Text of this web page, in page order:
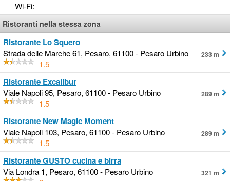
Wi-Fi:
Ristoranti nella stessa zona
Ristorante Lo Squero
Strada delle Marche 61, Pesaro, 61100 - Pesaro Urbino
1.5
233 m
Ristorante Excalibur
Viale Napoli 95, Pesaro, 61100 - Pesaro Urbino
1.5
289 m
Ristorante New Magic Moment
Viale Napoli 103, Pesaro, 61100 - Pesaro Urbino
1.5
289 m
Ristorante GUSTO cucina e birra
Via Londra 1, Pesaro, 61100 - Pesaro Urbino
321 m